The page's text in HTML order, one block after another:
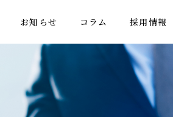
お知らせ コラム 採用情報